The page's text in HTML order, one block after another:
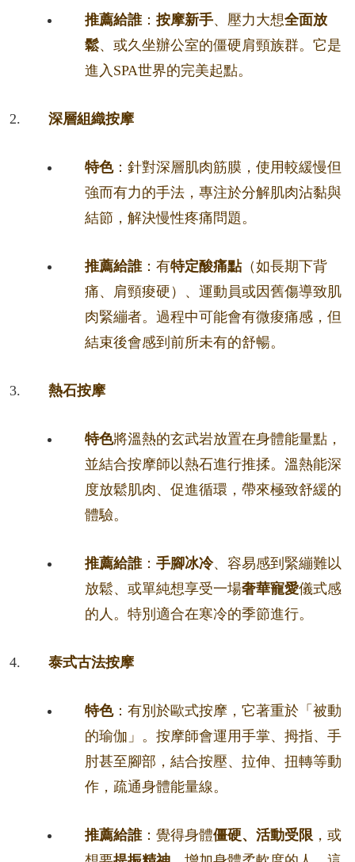
推薦給誰： 按摩新手、壓力大想全面放
鬆、或久坐辦公室的僵硬肩頸族群。它是
進入SPA世界的完美起點。
深層組織按摩
特色：針對深層肌肉筋膜，使用較緩慢但
強而有力的手法，專注於分解肌肉沾黏與
結節，解決慢性疼痛問題。
推薦給誰：有特定酸痛點（如長期下背
痛、肩頸痠硬）、運動員或因舊傷導致肌
肉緊繃者。過程中可能會有微痠痛感，但
結束後會感到前所未有的舒暢。
熱石按摩
特色將溫熱的玄武岩放置在身體能量點，
並結合按摩師以熱石進行推揉。溫熱能深
度放鬆肌肉、促進循環，帶來極致舒緩的
體驗。
推薦給誰： 手腳冰冷、容易感到緊繃難以
放鬆、或單純想享受一場奢華寵愛儀式感
的人。特別適合在寒冷的季節進行。
泰式古法按摩
特色：有別於歐式按摩，它著重於「被動
的瑜伽」。按摩師會運用手掌、拇指、手
肘甚至腳部，結合按壓、拉伸、扭轉等動
作，疏通身體能量線。
推薦給誰：覺得身體僵硬、活動受限 ，或